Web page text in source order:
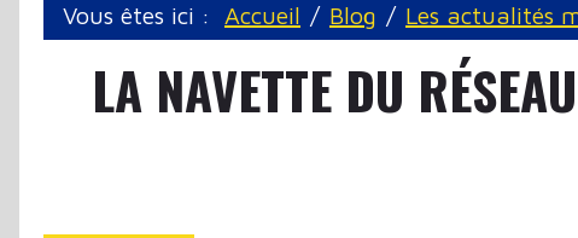
Vous êtes ici : Accueil Blog Les actualités
LA NAVETTE DU